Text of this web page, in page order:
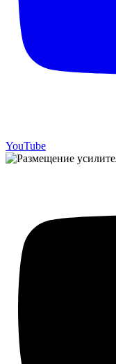
YouTube